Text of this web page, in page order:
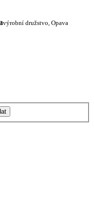
výrobní družstvo, Opava